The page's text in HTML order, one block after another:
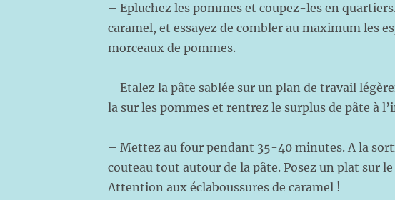
– Epluchez les pommes et coupez-les en
caramel, et essayez de combler au maximum les
morceaux de pommes.
– Etalez la pâte sablée sur un plan de travail
la sur les pommes et rentrez le surplus de pâte à
– Mettez au four pendant 35-40 minutes. A la
couteau tout autour de la pâte. Posez un plat sur
Attention aux éclaboussures de caramel !